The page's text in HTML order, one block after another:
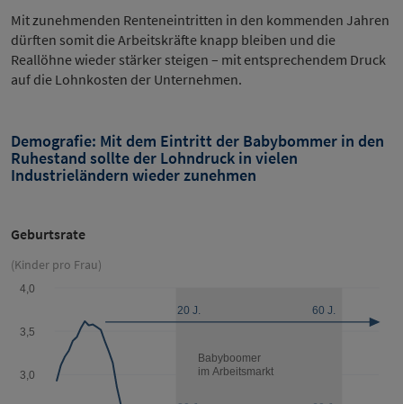
Mit zunehmenden Renteneintritten in den kommenden Jahren
dürften somit die Arbeitskräfte knapp bleiben und die
Reallöhne wieder stärker steigen – mit entsprechendem Druck
auf die Lohnkosten der Unternehmen.
Demografie: Mit dem Eintritt der Babybommer in den
Ruhestand sollte der Lohndruck in vielen
Industrieländern wieder zunehmen
Geburtsrate
(Kinder pro Frau)